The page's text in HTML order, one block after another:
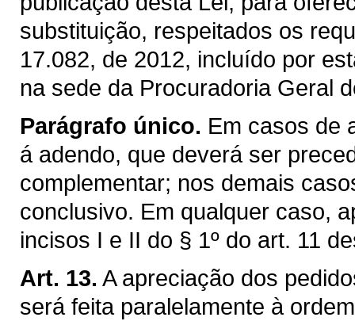
substituição, respeitados os
17.082, de 2012, incluído por
na sede da Procuradoria Geral
Parágrafo único. Em casos de
á adendo, que deverá ser
complementar; nos demais
conclusivo. Em qualquer caso,
incisos I e II do § 1º do art. 11
Art. 13. A apreciação dos
será feita paralelamente à